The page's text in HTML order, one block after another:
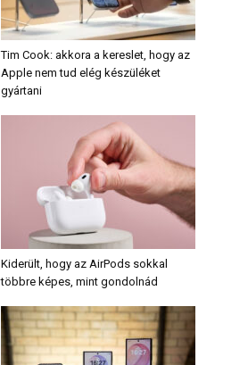
Tim Cook: akkora a kereslet, hogy az
Apple nem tud elég készüléket
gyártani
Kiderült, hogy az AirPods sokkal
többre képes, mint gondolnád